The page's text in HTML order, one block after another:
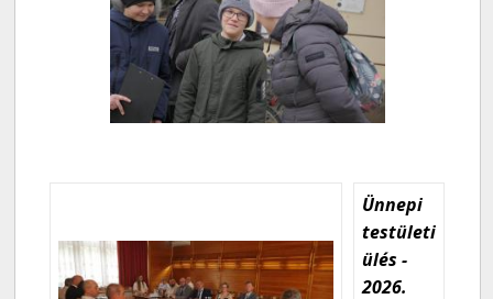
Ünnepi
testületi
ülés -
2026.